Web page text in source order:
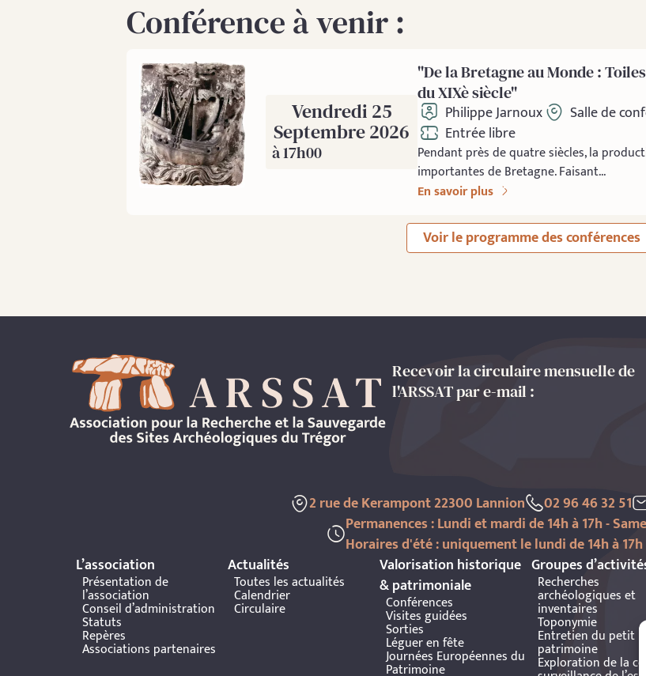
Conférence à venir :
Vendredi 25
Septembre 2026
à 17h00
"De la Bretagne au Monde :
du XIXè siècle"
Philippe Jarnoux
Salle de
Entrée libre
Pendant près de quatre siècles, la
importantes de Bretagne. Faisant...
En savoir plus
Voir le programme des conférences
Recevoir la circulaire mensuelle de
l'ARSSAT par e-mail :
2 rue de Kerampont 22300 Lannion 02 96 46 32 51
Permanences : Lundi et mardi de 14h à 17h -
Horaires d'été : uniquement le lundi de 14h à 17h
L’association
Présentation de
l’association
Conseil d’administration
Statuts
Repères
Associations partenaires
Actualités
Toutes les actualités
Calendrier
Circulaire
Valorisation historique
& patrimoniale
Conférences
Visites guidées
Sorties
Léguer en fête
Journées Européennes du
Patrimoine
Groupes
Recherches
archéologiques et
inventaires
Toponymie
Entretien du petit
patrimoine
Exploration de la